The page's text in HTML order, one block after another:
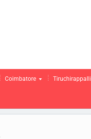
Coimbatore Tiruchirappalli